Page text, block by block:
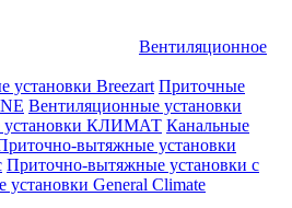
Вентиляционное
установки Breezart Приточные
Вентиляционные установки
установки КЛИМАТ Канальные
вытяжные установки
Приточно-вытяжные установки с
установки General Climate